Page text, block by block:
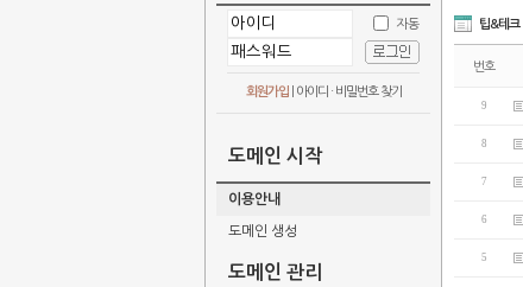
자동
회원가입| 아이디 · 비밀번호 찾기
도메인 시작
이용안내
도메인 생성
도메인 관리
팁&테크
번호
9
8
7
6
5